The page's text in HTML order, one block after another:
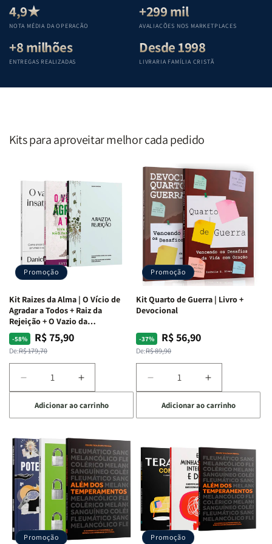
Teológica
Penkal
Penkal
Teológica
Penkal
4,9★
NOTA MÉDIA DA OPERAÇÃO
+299 mil
AVALIAÇÕES NOS MARKETPLACES
+8 milhões
ENTREGAS REALIZADAS
Desde 1998
LIVRARIA FAMÍLIA CRISTÃ
Kits para aproveitar melhor cada pedido
Promoção
Kit Raizes da Alma | O Vício de
Agradar a Todos + Raiz da
Rejeição + O Vazio da
Insatisfação.
-58%
Preço
normal
De:R$ 179,70
Preço
promocional
R$ 75,90
Diminuir
a
quantidade
de
Raizes
da
Alma
|
O
Vício
Agradar
Aumentar
a
quantidade
de
Raizes
da
Alma
|
O
Vício
de
Agradar
Adicionar ao carrinho
Promoção
Kit Quarto de Guerra | Livro +
Devocional
-37%
Preço
normal
De:R$ 89,90
Preço
promocional
R$ 56,90
Diminuir
a
quantidade
de
Quarto
de
Guerra
Livro
+
Devocional
Aumentar
a
quantidade
de
Quarto
de
Guerra
|
Livro
+
Devocional
Adicionar ao carrinho
Promoção Promoção